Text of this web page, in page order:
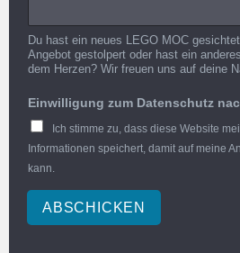
Du hast ein neues LEGO MOC
Angebot gestolpert oder hast ein
dem Herzen? Wir freuen uns auf deine
Einwilligung zum Datenschutz
Ich stimme zu, dass diese Website
Informationen speichert, damit auf meine
kann.
ABSCHICKEN